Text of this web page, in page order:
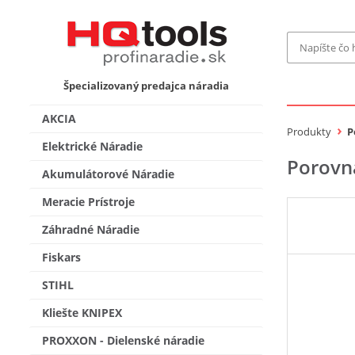
Špecializovaný predajca náradia
Bosch
Gardena
KNIPEX
Cena do
AKCIA
Elektrické Náradie
Akumulátorové Náradie
Meracie Prístroje
Záhradné Náradie
Fiskars
STIHL
Kliešte KNIPEX
PROXXON - Dielenské náradie
Produkty